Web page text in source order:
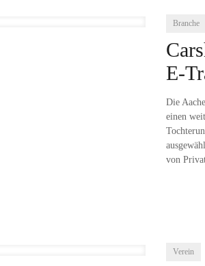
Branche
E-
Die
einen
von
Verein